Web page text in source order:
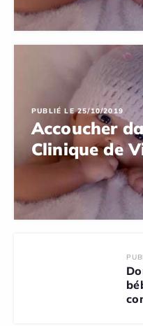
PUBLIÉ LE 25/10/2019
Accoucher
Clinique de